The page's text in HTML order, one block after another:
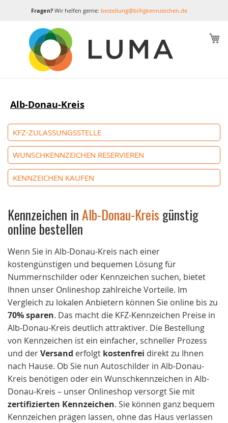
Fragen?Wir helfen gerne: bestellung@billigkennzeichen.de
Alb-Donau-Kreis
KFZ-ZULASSUNGSSTELLE
WUNSCHKENNZEICHEN RESERVIEREN
KENNZEICHEN KAUFEN
Kennzeichen inAlb-Donau-Kreisgünstig
online bestellen
Wenn Sie in Alb-Donau-Kreis nach einer
kostengünstigen und bequemen Lösung für
Nummernschilder oder Kennzeichen suchen, bietet
Ihnen unser Onlineshop zahlreiche Vorteile. Im
Vergleich zu lokalen Anbietern können Sie online bis zu
70% sparen. Das macht die KFZ-Kennzeichen Preise in
Alb-Donau-Kreis deutlich attraktiver. Die Bestellung
von Kennzeichen ist ein einfacher, schneller Prozess
und derVersand erfolgt kostenfrei direkt zu Ihnen
nach Hause. Ob Sie nun Autoschilder in Alb-Donau-
Kreis benötigen oder ein Wunschkennzeichen in Alb-
Donau-Kreis – unser Onlineshop versorgt Sie mit
zertifizierten Kennzeichen. Sie können ganz bequem
Kennzeichen prägen lassen, ohne das Haus verlassen